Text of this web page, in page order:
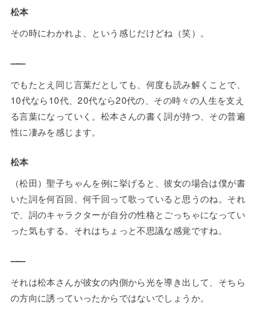
松本
その時にわかれよ、という感じだけどね（笑）。
——
でもたとえ同じ言葉だとしても、何度も読み解くことで、
10代なら10代、20代なら20代の、その時々の人生を支え
る言葉になっていく。松本さんの書く詞が持つ、その普遍
性に凄みを感じます。
松本
（松田）聖子ちゃんを例に挙げると、彼女の場合は僕が書
いた詞を何百回、何千回って歌っていると思うのね。それ
で、詞のキャラクターが自分の性格とごっちゃになってい
った気もする。それはちょっと不思議な感覚ですね。
——
それは松本さんが彼女の内側から光を導き出して、そちら
の方向に誘っていったからではないでしょうか。